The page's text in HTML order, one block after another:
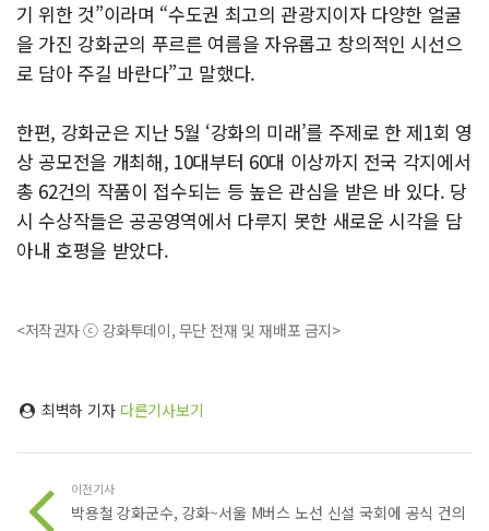
기 위한 것”이라며 “수도권 최고의 관광지이자 다양한 얼굴
을 가진 강화군의 푸르른 여름을 자유롭고 창의적인 시선으
로 담아 주길 바란다”고 말했다.
한편, 강화군은 지난 5월 ‘강화의 미래’를 주제로 한 제1회 영
상 공모전을 개최해, 10대부터 60대 이상까지 전국 각지에서
총 62건의 작품이 접수되는 등 높은 관심을 받은 바 있다. 당
시 수상작들은 공공영역에서 다루지 못한 새로운 시각을 담
아내 호평을 받았다.
<저작권자 ⓒ 강화투데이, 무단 전재 및 재배포 금지>
최벽하 기자 다른기사보기
이전기사
박용철 강화군수, 강화~서울 M버스 노선 신설 국회에 공식 건의